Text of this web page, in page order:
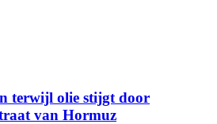
terwijl olie stijgt door
van Hormuz